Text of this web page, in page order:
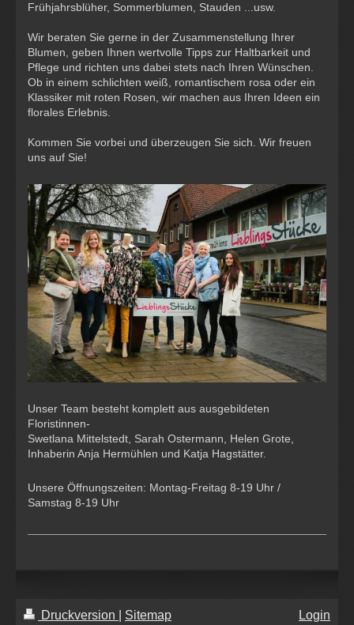
Frühjahrsblüher, Sommerblumen, Stauden ...usw.
Wir beraten Sie gerne in der Zusammenstellung Ihrer
Blumen, geben Ihnen wertvolle Tipps zur Haltbarkeit und
Pflege und richten uns dabei stets nach Ihren Wünschen.
Ob in einem schlichten weiß, romantischem rosa oder ein
Klassiker mit roten Rosen, wir machen aus Ihren Ideen ein
florales Erlebnis.
Kommen Sie vorbei und überzeugen Sie sich. Wir freuen
uns auf Sie!
Unser Team besteht komplett aus ausgebildeten
Floristinnen-
Swetlana Mittelstedt, Sarah Ostermann, Helen Grote,
Inhaberin Anja Hermühlen und Katja Hagstätter.
Unsere Öffnungszeiten: Montag-Freitag 8-19 Uhr /
Samstag 8-19 Uhr
Druckversion Sitemap Login